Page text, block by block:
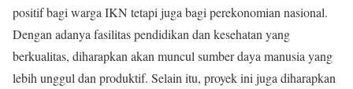
positif bagi warga IKN tetapi juga bagi perekonomian nasional.
Dengan adanya fasilitas pendidikan dan kesehatan yang
berkualitas, diharapkan akan muncul sumber daya manusia yang
lebih unggul dan produktif. Selain itu, proyek ini juga diharapkan